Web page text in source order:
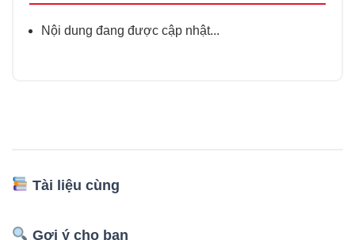
Nội dung đang được cập nhật...
Tài liệu cùng
Gợi ý cho bạn